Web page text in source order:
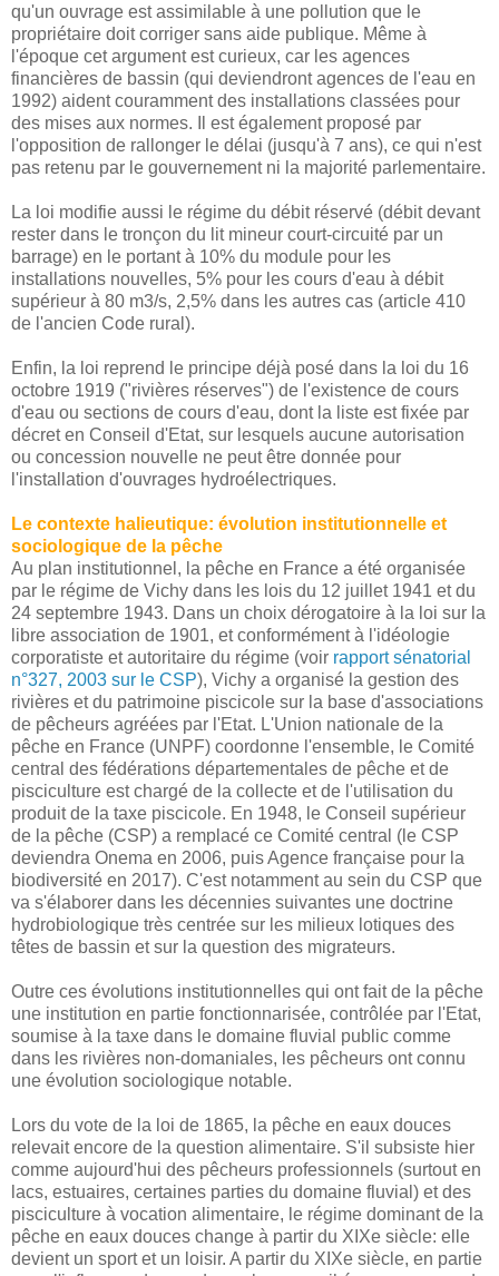
qu'un ouvrage est assimilable à une pollution que le
propriétaire doit corriger sans aide publique. Même à
l'époque cet argument est curieux, car les agences
financières de bassin (qui deviendront agences de l'eau en
1992) aident couramment des installations classées pour
des mises aux normes. Il est également proposé par
l'opposition de rallonger le délai (jusqu'à 7 ans), ce qui n'est
pas retenu par le gouvernement ni la majorité parlementaire.
La loi modifie aussi le régime du débit réservé (débit devant
rester dans le tronçon du lit mineur court-circuité par un
barrage) en le portant à 10% du module pour les
installations nouvelles, 5% pour les cours d'eau à débit
supérieur à 80 m3/s, 2,5% dans les autres cas (article 410
de l'ancien Code rural).
Enfin, la loi reprend le principe déjà posé dans la loi du 16
octobre 1919 ("rivières réserves") de l'existence de cours
d'eau ou sections de cours d'eau, dont la liste est fixée par
décret en Conseil d'Etat, sur lesquels aucune autorisation
ou concession nouvelle ne peut être donnée pour
l'installation d'ouvrages hydroélectriques.
Le contexte halieutique: évolution institutionnelle et
sociologique de la pêche
Au plan institutionnel, la pêche en France a été organisée
par le régime de Vichy dans les lois du 12 juillet 1941 et du
24 septembre 1943. Dans un choix dérogatoire à la loi sur la
libre association de 1901, et conformément à l'idéologie
corporatiste et autoritaire du régime (voir rapport sénatorial
n°327, 2003 sur le CSP), Vichy a organisé la gestion des
rivières et du patrimoine piscicole sur la base d'associations
de pêcheurs agréées par l'Etat. L'Union nationale de la
pêche en France (UNPF) coordonne l'ensemble, le Comité
central des fédérations départementales de pêche et de
pisciculture est chargé de la collecte et de l'utilisation du
produit de la taxe piscicole. En 1948, le Conseil supérieur
de la pêche (CSP) a remplacé ce Comité central (le CSP
deviendra Onema en 2006, puis Agence française pour la
biodiversité en 2017). C'est notamment au sein du CSP que
va s'élaborer dans les décennies suivantes une doctrine
hydrobiologique très centrée sur les milieux lotiques des
têtes de bassin et sur la question des migrateurs.
Outre ces évolutions institutionnelles qui ont fait de la pêche
une institution en partie fonctionnarisée, contrôlée par l'Etat,
soumise à la taxe dans le domaine fluvial public comme
dans les rivières non-domaniales, les pêcheurs ont connu
une évolution sociologique notable.
Lors du vote de la loi de 1865, la pêche en eaux douces
relevait encore de la question alimentaire. S'il subsiste hier
comme aujourd'hui des pêcheurs professionnels (surtout en
lacs, estuaires, certaines parties du domaine fluvial) et des
pisciculture à vocation alimentaire, le régime dominant de la
pêche en eaux douces change à partir du XIXe siècle: elle
devient un sport et un loisir. A partir du XIXe siècle, en partie